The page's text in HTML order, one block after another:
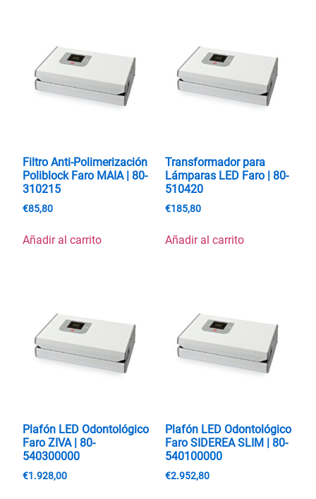
Filtro Anti-Polimerización
Poliblock Faro MAIA | 80-
310215
€85,80
Añadir al carrito
Transformador para
Lámparas LED Faro | 80-
510420
€185,80
Añadir al carrito
Plafón LED Odontológico
Faro ZIVA | 80-
540300000
€1.928,00
Plafón LED Odontológico
Faro SIDEREA SLIM | 80-
540100000
€2.952,80